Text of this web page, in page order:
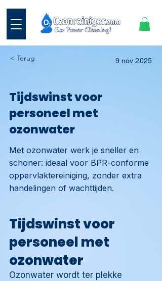
< Terug 9 nov 2025
Tijdswinst voor
personeel met
ozonwater
Met ozonwater werk je sneller en
schoner: ideaal voor BPR-conforme
oppervlaktereiniging, zonder extra
handelingen of wachttijden.
Tijdswinst voor
personeel met
ozonwater
Ozonwater wordt ter plekke